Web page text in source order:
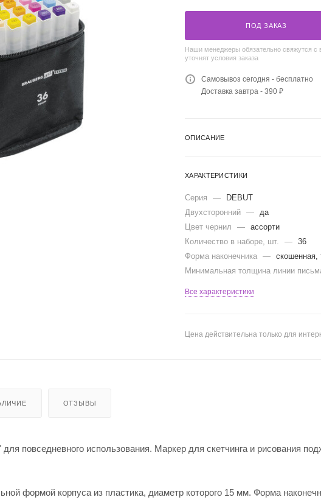
ПОД ЗАКАЗ
Наши менеджеры обязательно свяжутся с
уточнят условия заказа
Самовывоз сегодня - бесплатно
Доставка завтра - 390 ₽
ОПИСАНИЕ
ХАРАКТЕРИСТИКИ
Серия —
DEBUT
Двухсторонний —
да
Цвет чернил
— ассорти
Количество в наборе, шт.
— 36
Форма наконечника — скошенная,
Минимальная толщина линии
Все характеристики
Цена действительна только для
ОТЗЫВЫ
повседневного использования. Маркер для скетчинга и рисования
формой корпуса из пластика, диаметр которого 15 мм. Форма